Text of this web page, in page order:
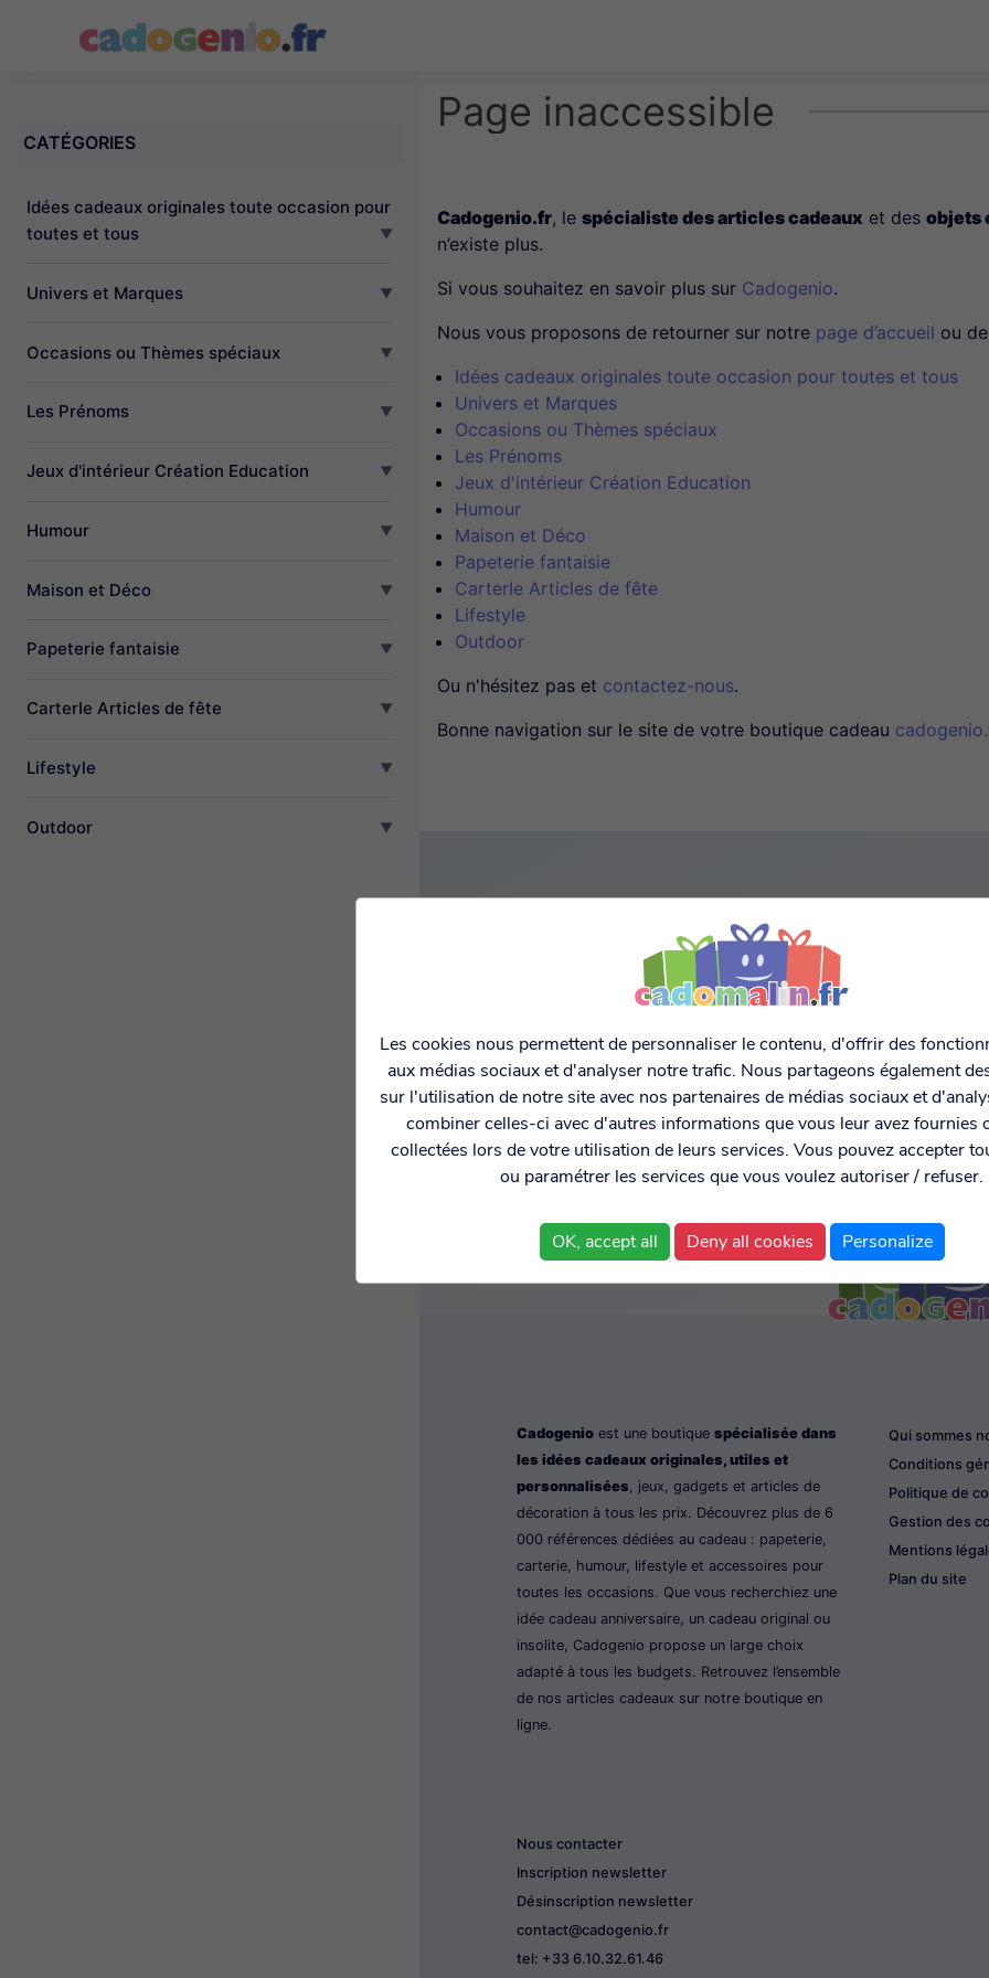
Cadogenio.fr
CATÉGORIES
Idées cadeaux originales toute occasion pour
toutes et tous
Univers et Marques
Occasions ou Thèmes spéciaux
Les Prénoms
Jeux d'intérieur Création Education
Humour
Maison et Déco
Papeterie fantaisie
CarterIe Articles de fête
Lifestyle
Outdoor
Page inaccessible
Cadogenio.fr, le spécialiste des articles cadeaux et des objets
n’existe plus.
Si vous souhaitez en savoir plus sur Cadogenio.
Nous vous proposons de retourner sur notre page d’accueil ou
Idées cadeaux originales toute occasion pour toutes et tous
Univers et Marques
Occasions ou Thèmes spéciaux
Les Prénoms
Jeux d'intérieur Création Education
Humour
Maison et Déco
Papeterie fantaisie
CarterIe Articles de fête
Lifestyle
Outdoor
Ou n'hésitez pas et contactez-nous.
Bonne navigation sur le site de votre boutique cadeau
PAIEMENT SÉCURISÉ
CIC MONETICO
EXPÉDITION RAPIDE ET
LIVRAISON EN 48H
DONNÉES
Cadogenio est une boutiquespécialisée dans
les idées cadeaux originales, utiles et
personnalisées, jeux, gadgets et articles de
décoration à tous les prix. Découvrez plus de 6
000 références dédiées au cadeau : papeterie,
carterie, humour, lifestyle et accessoires pour
toutes les occasions. Que vous recherchiez une
idée cadeau anniversaire, un cadeau original ou
insolite, Cadogenio propose un large choix
adapté à tous les budgets. Retrouvez l’ensemble
de nos articles cadeaux sur notre boutique en
ligne.
Qui sommes
Conditions
Politique de
Gestion des
Mentions
Plan du site
Nous contacter
Inscription newsletter
Désinscription newsletter
contact@cadogenio.fr
tel: +33 6.10.32.61.46
Les cookies nous permettent de personnaliser le contenu, d'offrir des
aux médias sociaux et d'analyser notre trafic. Nous partageons également
sur l'utilisation de notre site avec nos partenaires de médias sociaux et
combiner celles-ci avec d'autres informations que vous leur avez fournies
collectées lors de votre utilisation de leurs services. Vous pouvez accepter
ou paramétrer les services que vous voulez autoriser / refuser.
OK, accept all Deny all cookies Personalize